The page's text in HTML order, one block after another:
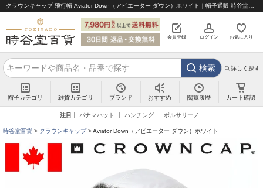
会員登録 ログイン お気に入り
検索 詳しく探す
帽子カテゴリ 雑貨カテゴリ ブランド おすすめ 閲覧履歴 カート確認
注目 パナマハット ハンチング ボルサリーノ
時谷堂百貨 クラウンキャップ Aviator Down（アビエーター ダウン）ホワイト